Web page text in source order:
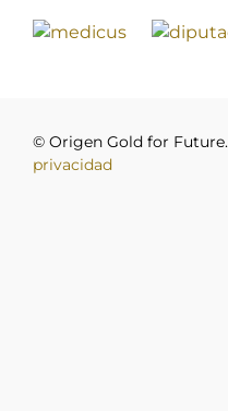
© Origen Gold for Future.
privacidad